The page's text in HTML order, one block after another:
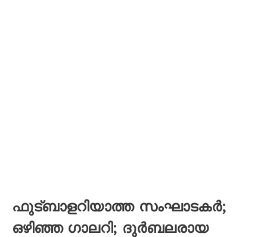
ഫുട്ബാളറിയാത്ത സംഘാടകർ;
ഒഴിഞ്ഞ ഗാലറി; ദുർബലരായ